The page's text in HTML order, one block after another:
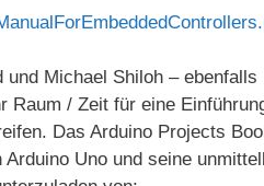
und Michael Shiloh – ebenfalls
/ Zeit für eine
Das Arduino Projects
Uno und seine